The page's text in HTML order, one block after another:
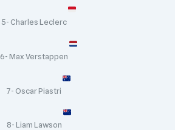
5- Charles Leclerc
6- Max Verstappen
7- Oscar Piastri
8- Liam Lawson